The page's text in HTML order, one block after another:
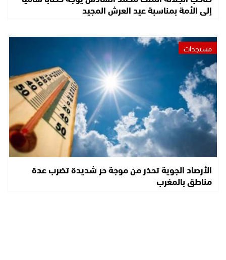
إلى الأمة بمناسبة عيد العرش المجيد
مستجدات
الأرصاد الجوية تحذر من موجة حر شديدة تضرب عدة
مناطق بالمغرب